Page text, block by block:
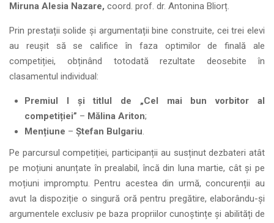
Miruna Alesia Nazare, coord. prof. dr. Antonina Bliorț.
Prin prestații solide și argumentații bine construite, cei trei elevi
au reușit să se califice în faza optimilor de finală ale
competiției, obținând totodată rezultate deosebite în
clasamentul individual:
Premiul I și titlul de „Cel mai bun vorbitor al
competiției” – Mălina Ariton;
Mențiune – Ștefan Bulgariu.
Pe parcursul competiției, participanții au susținut dezbateri atât
pe moțiuni anunțate în prealabil, încă din luna martie, cât și pe
moțiuni impromptu. Pentru acestea din urmă, concurenții au
avut la dispoziție o singură oră pentru pregătire, elaborându-și
argumentele exclusiv pe baza propriilor cunoștințe și abilități de